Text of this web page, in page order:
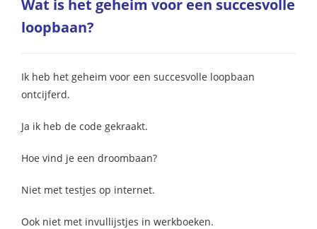
Wat is het geheim voor een succesvolle
loopbaan?
Ik heb het geheim voor een succesvolle loopbaan
ontcijferd.
Ja ik heb de code gekraakt.
Hoe vind je een droombaan?
Niet met testjes op internet.
Ook niet met invullijstjes in werkboeken.